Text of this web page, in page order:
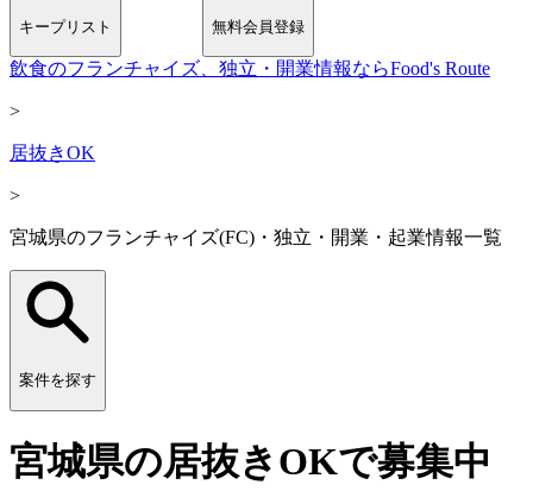
キープリスト 無料会員登録
飲食のフランチャイズ、独立・開業情報ならFood's Route
>
居抜きOK
>
宮城県のフランチャイズ(FC)・独立・開業・起業情報一覧
案件を探す
宮城県の居抜きOKで募集中